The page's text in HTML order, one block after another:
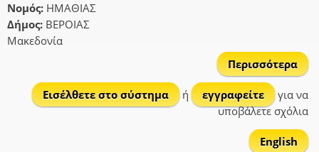
Νομός: ΗΜΑΘΙΑΣ
Δήμος: ΒΕΡΟΙΑΣ
Μακεδονία
Περισσότερα
Εισέλθετε στο σύστημα
ή εγγραφείτε
για να
υποβάλετε σχόλια
English